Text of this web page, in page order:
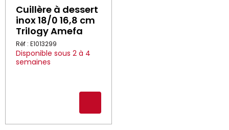
Cuillère à dessert
inox 18/0 16,8 cm
Trilogy Amefa
Réf : E1013299
Disponible sous 2 à 4
semaines